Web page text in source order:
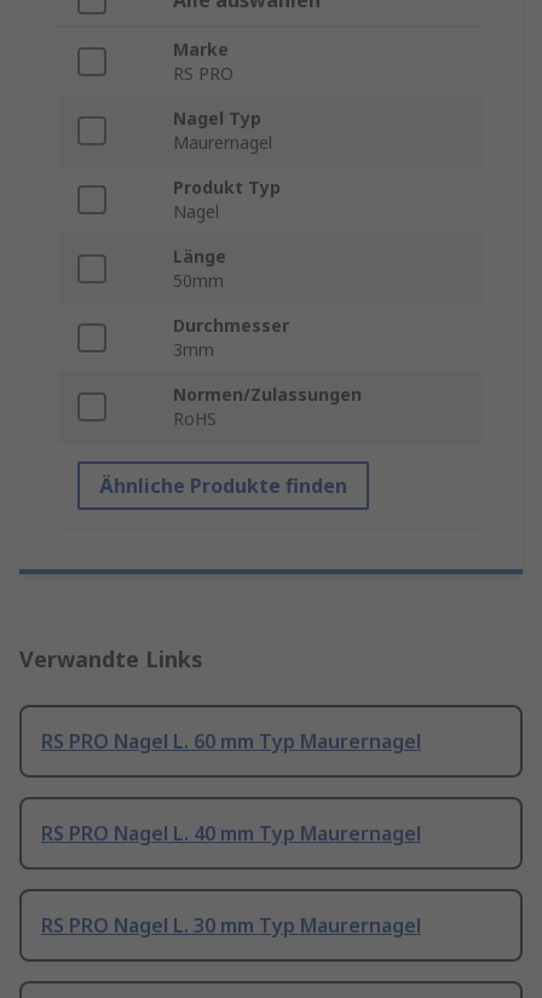
Marke
RS PRO
Nagel Typ
Maurernagel
Produkt Typ
Nagel
Länge
50mm
Durchmesser
3mm
Normen/Zulassungen
RoHS
Ähnliche Produkte finden
Verwandte Links
RS PRO Nagel L. 60 mm Typ Maurernagel
RS PRO Nagel L. 40 mm Typ Maurernagel
RS PRO Nagel L. 30 mm Typ Maurernagel